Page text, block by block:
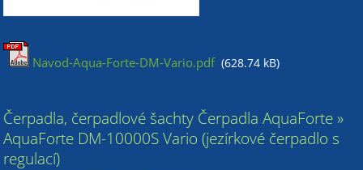
Navod-Aqua-Forte-DM-Vario.pdf (628.74 kB)
Čerpadla, čerpadlové šachty Čerpadla AquaForte »
AquaForte DM-10000S Vario (jezírkové čerpadlo s
regulací)